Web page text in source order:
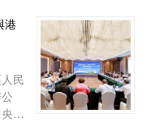
華
在
中
胡
聯
交
港
民
人